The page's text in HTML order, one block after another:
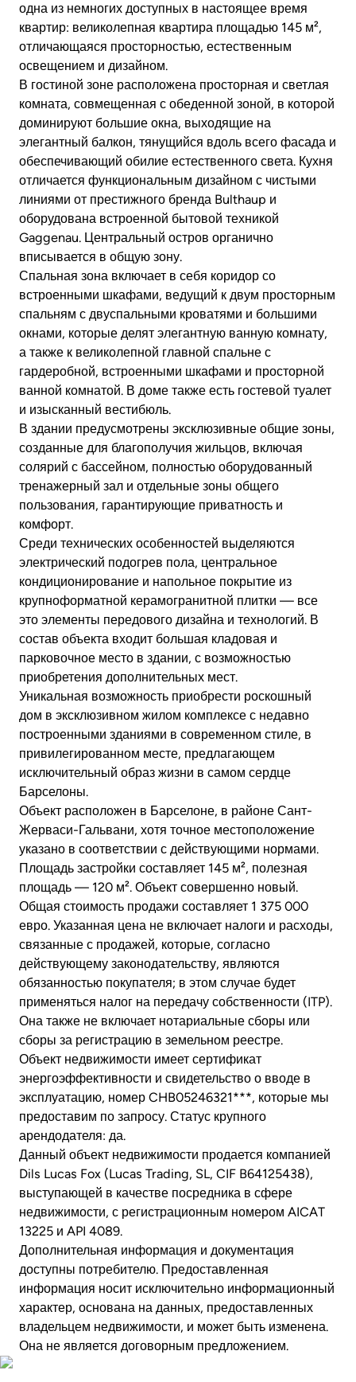
одна из немногих доступных в настоящее время
квартир: великолепная квартира площадью 145 м²,
отличающаяся просторностью, естественным
освещением и дизайном.
В гостиной зоне расположена просторная и светлая
комната, совмещенная с обеденной зоной, в которой
доминируют большие окна, выходящие на
элегантный балкон, тянущийся вдоль всего фасада и
обеспечивающий обилие естественного света. Кухня
отличается функциональным дизайном с чистыми
линиями от престижного бренда Bulthaup и
оборудована встроенной бытовой техникой
Gaggenau. Центральный остров органично
вписывается в общую зону.
Спальная зона включает в себя коридор со
встроенными шкафами, ведущий к двум просторным
спальням с двуспальными кроватями и большими
окнами, которые делят элегантную ванную комнату,
а также к великолепной главной спальне с
гардеробной, встроенными шкафами и просторной
ванной комнатой. В доме также есть гостевой туалет
и изысканный вестибюль.
В здании предусмотрены эксклюзивные общие зоны,
созданные для благополучия жильцов, включая
солярий с бассейном, полностью оборудованный
тренажерный зал и отдельные зоны общего
пользования, гарантирующие приватность и
комфорт.
Среди технических особенностей выделяются
электрический подогрев пола, центральное
кондиционирование и напольное покрытие из
крупноформатной керамогранитной плитки — все
это элементы передового дизайна и технологий. В
состав объекта входит большая кладовая и
парковочное место в здании, с возможностью
приобретения дополнительных мест.
Уникальная возможность приобрести роскошный
дом в эксклюзивном жилом комплексе с недавно
построенными зданиями в современном стиле, в
привилегированном месте, предлагающем
исключительный образ жизни в самом сердце
Барселоны.
Объект расположен в Барселоне, в районе Сант-
Жерваси-Гальвани, хотя точное местоположение
указано в соответствии с действующими нормами.
Площадь застройки составляет 145 м², полезная
площадь — 120 м². Объект совершенно новый.
Общая стоимость продажи составляет 1 375 000
евро. Указанная цена не включает налоги и расходы,
связанные с продажей, которые, согласно
действующему законодательству, являются
обязанностью покупателя; в этом случае будет
применяться налог на передачу собственности (ITP).
Она также не включает нотариальные сборы или
сборы за регистрацию в земельном реестре.
Объект недвижимости имеет сертификат
энергоэффективности и свидетельство о вводе в
эксплуатацию, номер CHB05246321***, которые мы
предоставим по запросу. Статус крупного
арендодателя: да.
Данный объект недвижимости продается компанией
Dils Lucas Fox (Lucas Trading, SL, CIF B64125438),
выступающей в качестве посредника в сфере
недвижимости, с регистрационным номером AICAT
13225 и API 4089.
Дополнительная информация и документация
доступны потребителю. Предоставленная
информация носит исключительно информационный
характер, основана на данных, предоставленных
владельцем недвижимости, и может быть изменена.
Она не является договорным предложением.